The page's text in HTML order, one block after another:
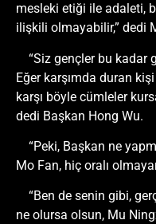
mesleki etiği ile adaleti,
ilişkili olmayabilir,” dedi
“Siz gençler bu kadar
Eğer karşımda duran
karşı böyle cümleler
dedi Başkan Hong Wu.
“Peki, Başkan ne
Mo Fan, hiç oralı
“Ben de senin gibi,
ne olursa olsun, Mu